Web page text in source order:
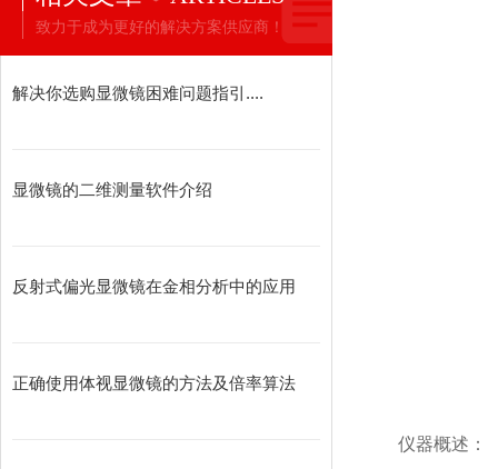
致力于成为更好的解决方案供应商！
解决你选购显微镜困难问题指引....
显微镜的二维测量软件介绍
反射式偏光显微镜在金相分析中的应用
正确使用体视显微镜的方法及倍率算法
仪器概述：